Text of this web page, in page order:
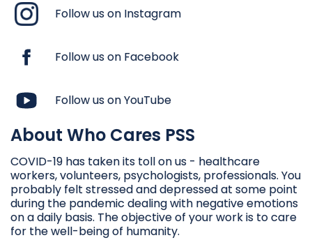
Follow us on Instagram
Follow us on Facebook
Follow us on YouTube
About Who Cares PSS
COVID-19 has taken its toll on us - healthcare
workers, volunteers, psychologists, professionals. You
probably felt stressed and depressed at some point
during the pandemic dealing with negative emotions
on a daily basis. The objective of your work is to care
for the well-being of humanity.